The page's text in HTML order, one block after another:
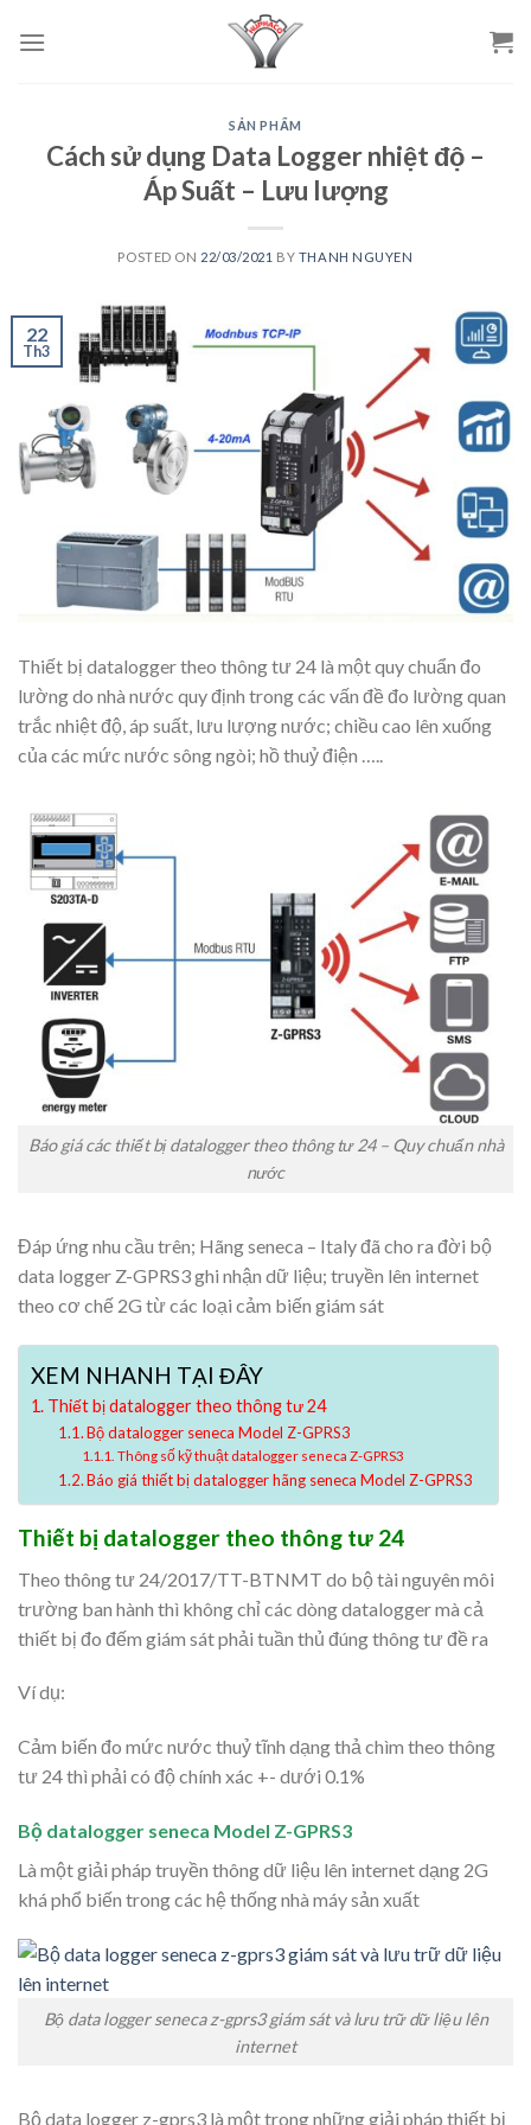
SẢN PHẨM
Cách sử dụng Data Logger nhiệt độ –
Áp Suất – Lưu lượng
POSTED ON 22/03/2021 BY THANH NGUYEN
22
Th3
Thiết bị datalogger theo thông tư 24 là một quy chuẩn đo
lường do nhà nước quy định trong các vấn đề đo lường quan
trắc nhiệt độ, áp suất, lưu lượng nước; chiều cao lên xuống
của các mức nước sông ngòi; hồ thuỷ điện …..
Báo giá các thiết bị datalogger theo thông tư 24 – Quy chuẩn nhà
nước
Đáp ứng nhu cầu trên; Hãng seneca – Italy đã cho ra đời bộ
data logger Z-GPRS3 ghi nhận dữ liệu; truyền lên internet
theo cơ chế 2G từ các loại cảm biến giám sát
XEM NHANH TẠI ĐÂY
Thiết bị datalogger theo thông tư 24
Bộ datalogger seneca Model Z-GPRS3
Thông số kỹ thuật datalogger seneca Z-GPRS3
Báo giá thiết bị datalogger hãng seneca Model Z-GPRS3
Thiết bị datalogger theo thông tư 24
Theo thông tư 24/2017/TT-BTNMT do bộ tài nguyên môi
trường ban hành thì không chỉ các dòng datalogger mà cả
thiết bị đo đếm giám sát phải tuần thủ đúng thông tư đề ra
Ví dụ:
Cảm biến đo mức nước thuỷ tĩnh dạng thả chìm theo thông
tư 24 thì phải có độ chính xác +- dưới 0.1%
Bộ datalogger seneca Model Z-GPRS3
Là một giải pháp truyền thông dữ liệu lên internet dạng 2G
khá phổ biến trong các hệ thống nhà máy sản xuất
Bộ data logger seneca z-gprs3 giám sát và lưu trữ dữ liệu lên
internet
Bộ data logger z-gprs3 là một trong những giải pháp thiết bị